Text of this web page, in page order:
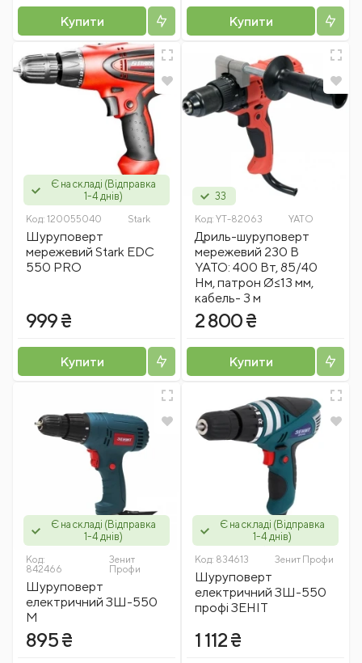
Купити Купити
Є на складі (Відправка
1-4 днів)
Код: 120055040 Stark
Шуруповерт
мережевий Stark EDC
550 PRO
999 ₴
Купити
33
Код: YT-82063 YATO
Дриль-шуруповерт
мережевий 230 В
YATO: 400 Вт, 85/40
Нм, патрон Ø≤13 мм,
кабель- 3 м
2 800 ₴
Купити
Є на складі (Відправка
1-4 днів)
Код:
842466
Зенит
Профи
Шуруповерт
електричний ЗШ-550
М
895 ₴
Є на складі (Відправка
1-4 днів)
Код: 834613 Зенит Профи
Шуруповерт
електричний ЗШ-550
профі ЗЕНІТ
1 112 ₴